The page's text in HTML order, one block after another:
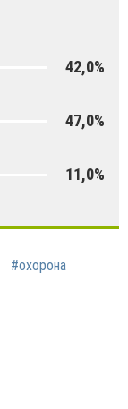
42,0%
47,0%
11,0%
#охорона